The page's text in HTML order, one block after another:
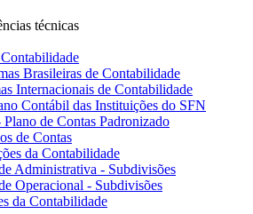
técnicas
Brasileiras de Contabilidade
Internacionais de Contabilidade
Contábil das Instituições do SFN
de Contas Padronizado
de Contas
da Contabilidade
Administrativa - Subdivisões
Operacional - Subdivisões
da Contabilidade